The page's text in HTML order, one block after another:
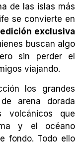
de las islas más
se convierte en
edición exclusiva
buscan algo
sin perder el
viajando.
los grandes
arena dorada
volcánicos que
y el océano
fondo. Todo ello